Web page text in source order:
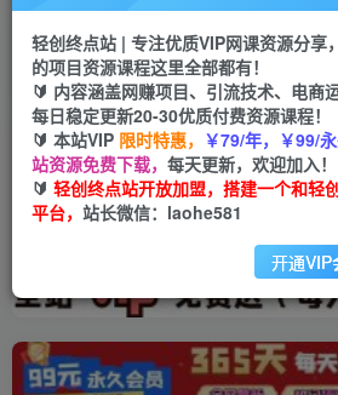
投稿专区 免费
教程必须完整详细
轻创终点站 | 专注优质VIP网课资源分享
的项目资源课程这里全部都有！
🔰 内容涵盖网赚项目、引流技术、电商
每日稳定更新20-30优质付费资源课程！
🔰 本站VIP 限时特惠， ￥79/年，￥99/
站资源免费下载， 每天更新，欢迎加入！
🔰 轻创终点站开放加盟，搭建一个和轻
平台， 站长微信：laohe581
开通VIP